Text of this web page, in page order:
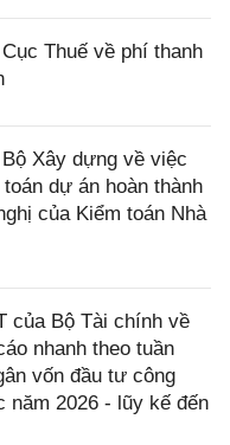
Thuế về phí thanh
Xây dựng về việc
dự án hoàn thành
của Kiểm toán Nhà
của Bộ Tài chính về
nhanh theo tuần
vốn đầu tư công
năm 2026 - lũy kế đến